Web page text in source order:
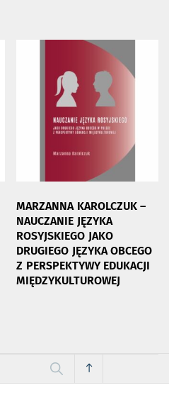
MARZANNA KAROLCZUK –
NAUCZANIE JĘZYKA
ROSYJSKIEGO JAKO
DRUGIEGO JĘZYKA OBCEGO
Z PERSPEKTYWY EDUKACJI
MIĘDZYKULTUROWEJ